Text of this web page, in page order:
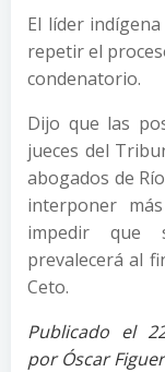
El líder
repetir el
condenatorio.
Dijo que las
jueces del
abogados de
interponer
impedir que
prevalecerá al
Ceto.
Publicado el
por Óscar